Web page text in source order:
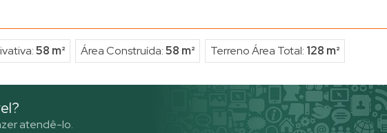
58 m² Área Construída:58 m² Terreno Área Total: 128 m²
atendê-lo.